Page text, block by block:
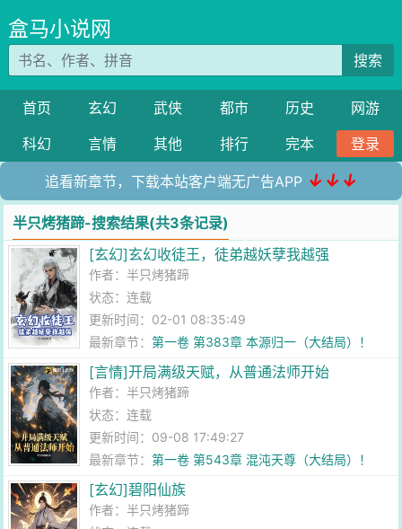
盒马小说网
搜索
首页 玄幻 武侠 都市 历史
网游
科幻
言情 其他 排行 完本 登录
追看新章节，下载本站客户端无广告APP ↓↓↓
半只烤猪蹄-搜索结果(共3条记录)
[玄幻]玄幻收徒王，徒弟越妖孽我越强
作者：半只烤猪蹄
状态：连载
更新时间：02-01 08:35:49
最新章节：第一卷 第383章 本源归一（大结局）！
[言情]开局满级天赋，从普通法师开始
作者：半只烤猪蹄
状态：连载
更新时间：09-08 17:49:27
最新章节：第一卷 第543章 混沌天尊（大结局）！
[玄幻]碧阳仙族
作者：半只烤猪蹄